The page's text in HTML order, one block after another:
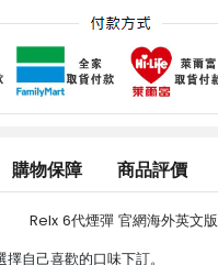
購物保障 商品評價
Relx 6代煙彈 官網海外英文版
擇自己喜歡的口味下訂。